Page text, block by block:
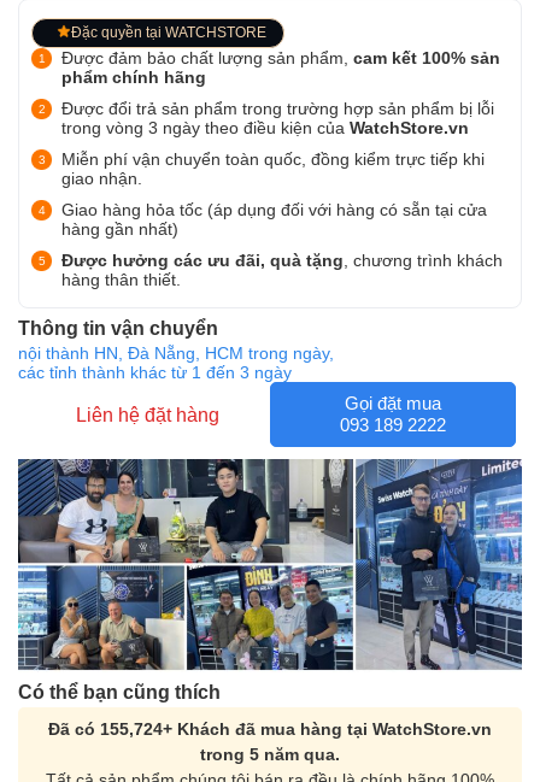
Đặc quyền tại WATCHSTORE
Được đảm bảo chất lượng sản phẩm, cam kết 100% sản
phẩm chính hãng
Được đổi trả sản phẩm trong trường hợp sản phẩm bị lỗi
trong vòng 3 ngày theo điều kiện của WatchStore.vn
Miễn phí vận chuyển toàn quốc, đồng kiểm trực tiếp khi
giao nhận.
Giao hàng hỏa tốc (áp dụng đối với hàng có sẵn tại cửa
hàng gần nhất)
Được hưởng các ưu đãi, quà tặng , chương trình khách
hàng thân thiết.
Thông tin vận chuyển
nội thành HN, Đà Nẵng, HCM trong ngày,
các tỉnh thành khác từ 1 đến 3 ngày
Liên hệ đặt hàng
Gọi đặt mua
093 189 2222
Có thể bạn cũng thích
Đã có 155,724+ Khách đã mua hàng tại WatchStore.vn
trong 5 năm qua.